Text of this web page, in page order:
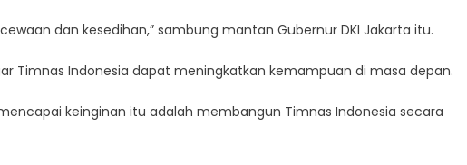
dan kesedihan,” sambung mantan Gubernur DKI Jakarta itu.
Timnas Indonesia dapat meningkatkan kemampuan di masa depan.
keinginan itu adalah membangun Timnas Indonesia secara